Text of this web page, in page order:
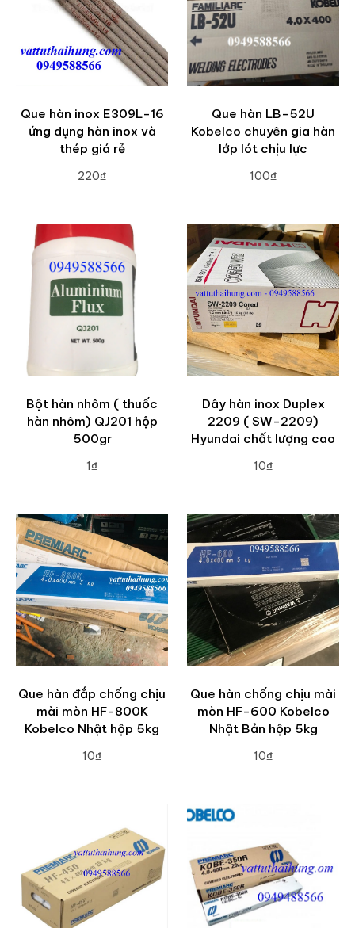
Que hàn inox E309L-16
ứng dụng hàn inox và
thép giá rẻ
220₫
Que hàn LB-52U
Kobelco chuyên gia hàn
lớp lót chịu lực
100₫
Bột hàn nhôm ( thuốc
hàn nhôm) QJ201 hộp
500gr
1₫
Dây hàn inox Duplex
2209 ( SW-2209)
Hyundai chất lượng cao
10₫
Que hàn đắp chống chịu
mài mòn HF-800K
Kobelco Nhật hộp 5kg
10₫
Que hàn chống chịu mài
mòn HF-600 Kobelco
Nhật Bản hộp 5kg
10₫